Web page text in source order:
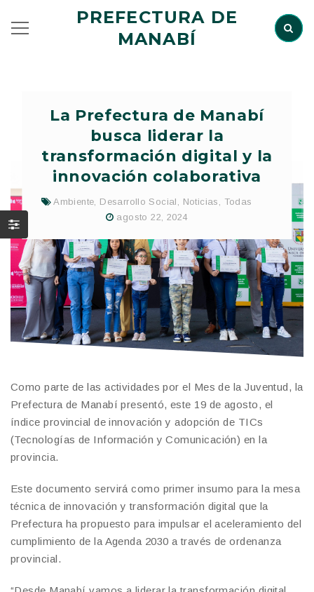
PREFECTURA DE
MANABÍ
La Prefectura de Manabí
busca liderar la
transformación digital y la
innovación colaborativa
Ambiente Desarrollo Social Noticias
Todas
agosto 22, 2024
Como parte de las actividades por el Mes de la Juventud, la
Prefectura de Manabí presentó, este 19 de agosto, el
índice provincial de innovación y adopción de TICs
(Tecnologías de Información y Comunicación) en la
provincia.
Este documento servirá como primer insumo para la mesa
técnica de innovación y transformación digital que la
Prefectura ha propuesto para impulsar el aceleramiento del
cumplimiento de la Agenda 2030 a través de ordenanza
provincial.